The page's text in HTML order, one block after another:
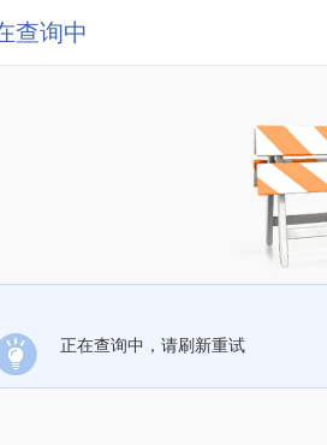
查询中
正在查询中，请刷新重试